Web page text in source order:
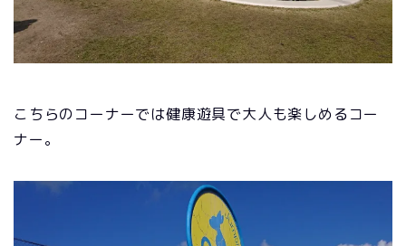
こちらのコーナーでは健康遊具で大人も楽しめるコー
ナー。